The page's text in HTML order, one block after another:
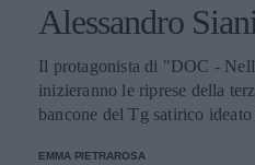
Alessandro Siani
Il protagonista di "DOC -
inizieranno le riprese della
bancone del Tg satirico
EMMA PIETRAROSA